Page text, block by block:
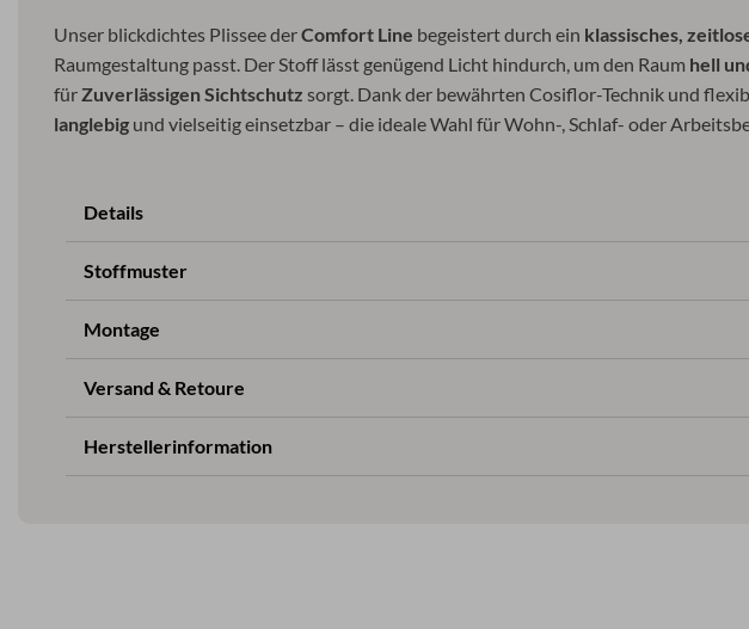
Unser blickdichtes Plissee derComfort Line begeistert durch ein klassisches,
Raumgestaltung passt. Der Stoff lässt genügend Licht hindurch, um den Raum hell
fürZuverlässigen Sichtschutz sorgt. Dank der bewährten Cosiflor-Technik und
langlebig und vielseitig einsetzbar – die ideale Wahl für Wohn-, Schlaf- oder
Details
Stoffmuster
Montage
Versand & Retoure
Herstellerinformation